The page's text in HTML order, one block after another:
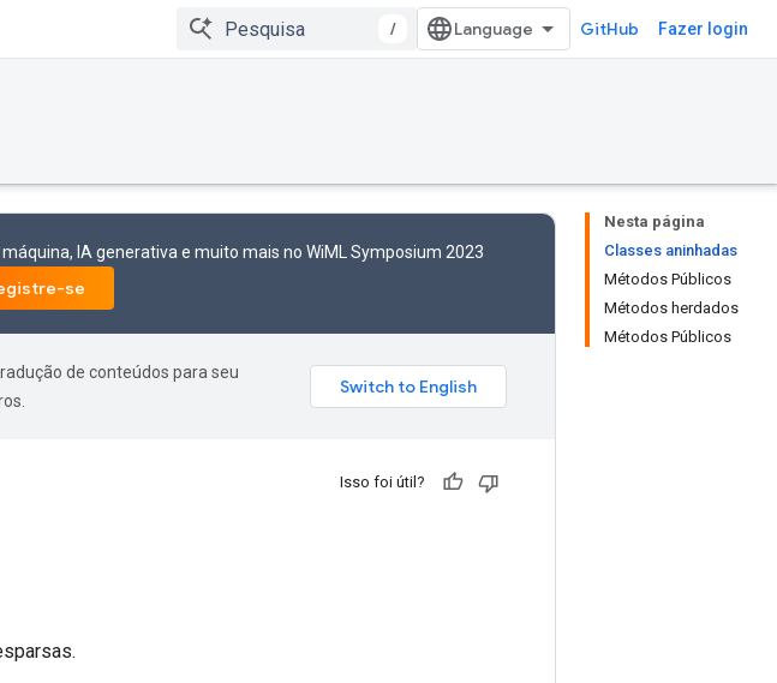
/ GitHub Fazer login
Nesta página
Classes aninhadas
Métodos Públicos
Métodos herdados
Métodos Públicos
IA generativa e muito mais no WiML Symposium 2023
se
de conteúdos para seu
Isso foi útil?